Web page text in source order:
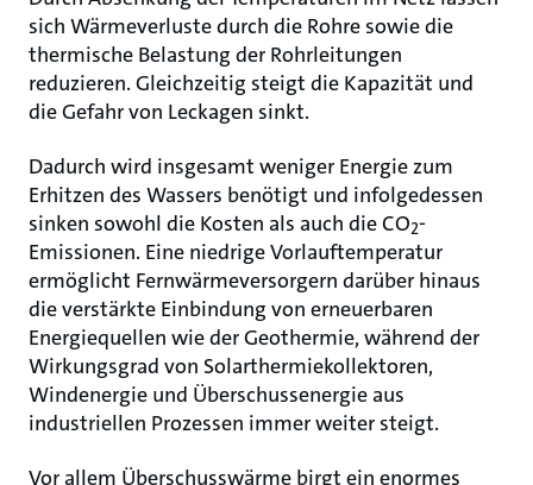
sich Wärmeverluste durch die Rohre sowie die
thermische Belastung der Rohrleitungen
reduzieren. Gleichzeitig steigt die Kapazität und
die Gefahr von Leckagen sinkt.
Dadurch wird insgesamt weniger Energie zum
Erhitzen des Wassers benötigt und infolgedessen
sinken sowohl die Kosten als auch die CO2-
Emissionen. Eine niedrige Vorlauftemperatur
ermöglicht Fernwärmeversorgern darüber hinaus
die verstärkte Einbindung von erneuerbaren
Energiequellen wie der Geothermie, während der
Wirkungsgrad von Solarthermiekollektoren,
Windenergie und Überschussenergie aus
industriellen Prozessen immer weiter steigt.
Vor allem Überschusswärme birgt ein enormes